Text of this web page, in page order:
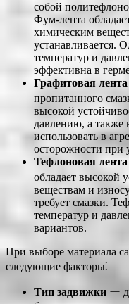
собой
Фум-лента
химическим
устанавливается.
температур и
эффективна в
Графитовая лента
пропитанного
высокой
давлению, а также
использовать в
осторожности при
Тефлоновая лента
обладает высокой
веществам и
требует смазки.
температур и
вариантов.
При выборе материала
следующие факторы⁚
Тип задвижки ー